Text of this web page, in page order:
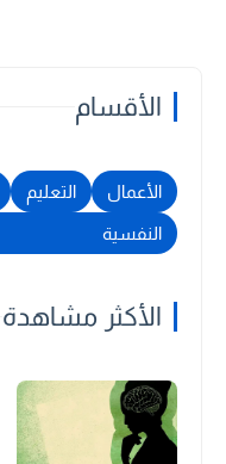
الأقسام
الأعمال التعليم
النفسية
الأكثر مشاهدة